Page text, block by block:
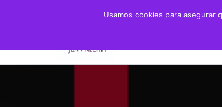
Usamos cookies para